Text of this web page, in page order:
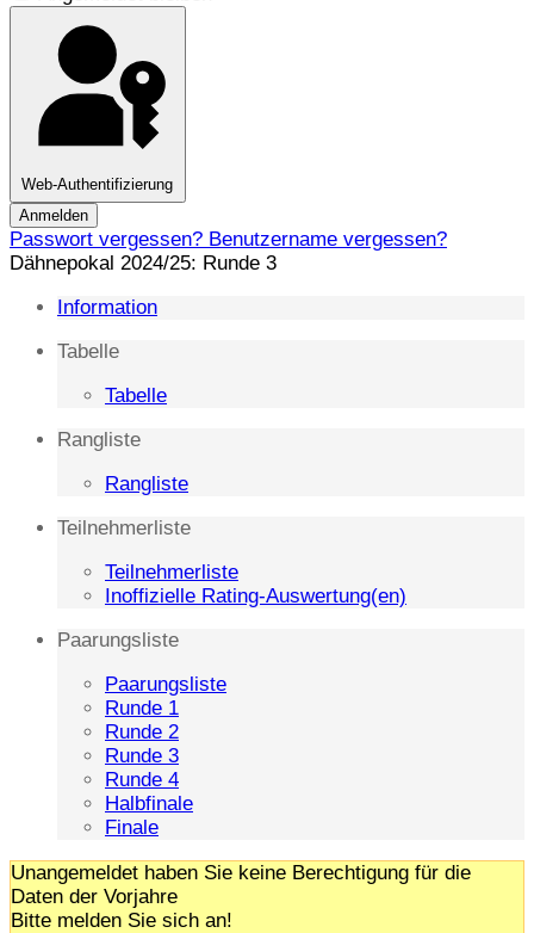
Web-Authentifizierung
Anmelden
Passwort vergessen? Benutzername vergessen?
Dähnepokal 2024/25: Runde 3
Information
Tabelle
Tabelle
Rangliste
Rangliste
Teilnehmerliste
Teilnehmerliste
Inoffizielle Rating-Auswertung(en)
Paarungsliste
Paarungsliste
Runde 1
Runde 2
Runde 3
Runde 4
Halbfinale
Finale
Unangemeldet haben Sie keine Berechtigung für die
Daten der Vorjahre
Bitte melden Sie sich an!